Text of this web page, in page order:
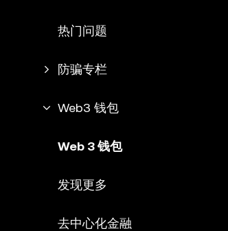
热门问题
防骗专栏
Web3 钱包
Web 3 钱包
发现更多
去中心化金融